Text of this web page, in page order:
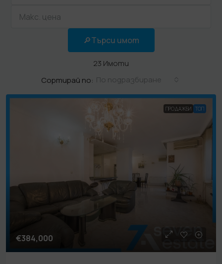
🔎Търси имот
23 Имоти
Сортирай по: По подразбиране
ПРОДАЖБИ TOП
€384,000